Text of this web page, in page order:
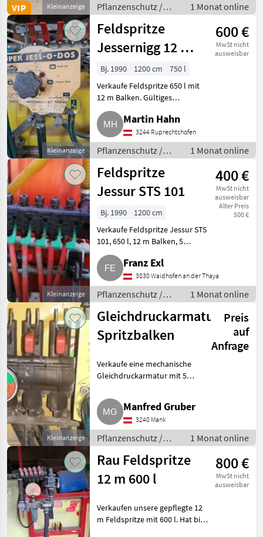
Kleinanzeige
VIP
Pflanzenschutz /
Feldspritzen
1 Monat online
Kleinanzeige
Feldspritze
Jessernigg 12 m
650 l
600 €
MwSt nicht
ausweisbar
Bj. 1990 1200 cm
750 l
Verkaufe Feldspritze 650 l mit
12 m Balken. Gültiges
Gutachten bis 03/2027.
Pflanzenschutz Feldspritzen
Martin Hahn
3244 Ruprechtshofen
Pflanzenschutz /
Feldspritzen
1 Monat online
Kleinanzeige
Feldspritze
Jessur STS 101
400 €
MwSt nicht
ausweisbar
Alter Preis
500 €
Bj. 1990
1200 cm
Verkaufe Feldspritze Jessur STS
101, 650 l, 12 m Balken, 5
Teilbreiten, Armatur und Düsen
2024 erneuert, Pickerl 4/27.
Pflanzenschutz Feldspritzen
Franz Exl
3830 Waidhofen an der Thaya
Pflanzenschutz /
Feldspritzen
1 Monat online
Kleinanzeige
Gleichdruckarmatur
Spritzbalken
Preis
auf
Anfrage
Verkaufe eine mechanische
Gleichdruckarmatur mit 5
Nirospritzbalken mit Niro
Teejetdüsen 11006 VS sowie
einen Saugfilter. Pflanzenschutz
Feld
Manfred Gruber
3240 Mank
Pflanzenschutz /
Feldspritzen
1 Monat online
Rau Feldspritze
12 m 600 l
800 €
MwSt nicht
ausweisbar
Verkaufen unsere gepflegte 12
m Feldspritze mit 600 l. Hat bis